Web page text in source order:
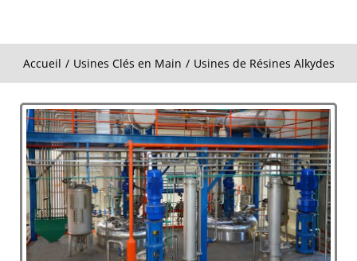
Vous êtes ici :
Accueil Usines Clés en Main Usines de Résines Alkydes